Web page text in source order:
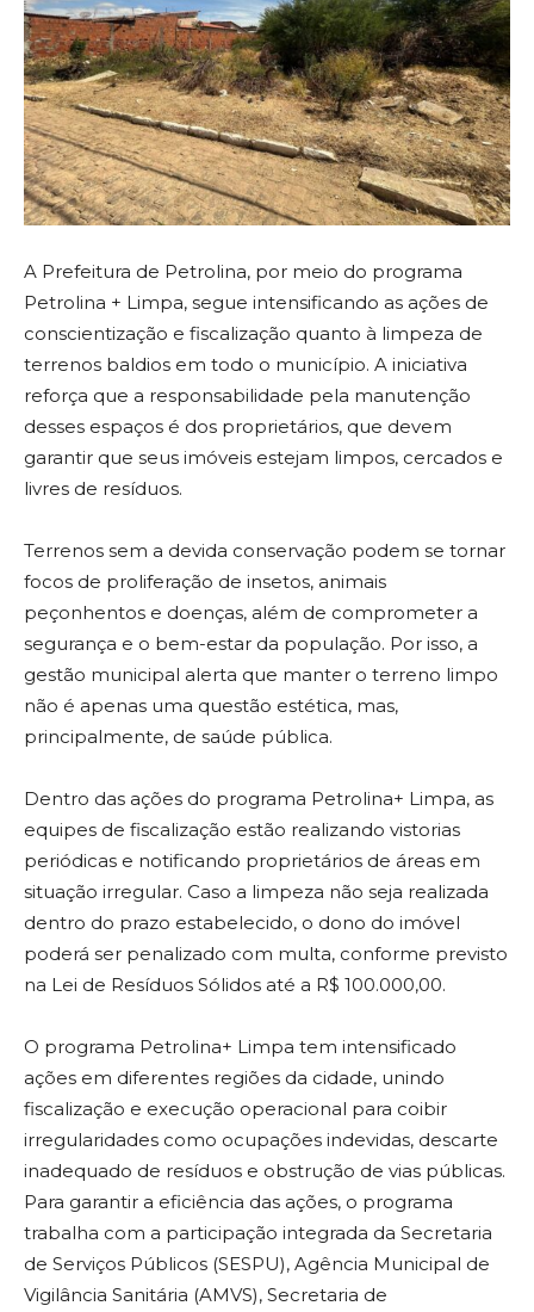
A Prefeitura de Petrolina, por meio do programa
Petrolina + Limpa, segue intensificando as ações de
conscientização e fiscalização quanto à limpeza de
terrenos baldios em todo o município. A iniciativa
reforça que a responsabilidade pela manutenção
desses espaços é dos proprietários, que devem
garantir que seus imóveis estejam limpos, cercados e
livres de resíduos.
Terrenos sem a devida conservação podem se tornar
focos de proliferação de insetos, animais
peçonhentos e doenças, além de comprometer a
segurança e o bem-estar da população. Por isso, a
gestão municipal alerta que manter o terreno limpo
não é apenas uma questão estética, mas,
principalmente, de saúde pública.
Dentro das ações do programa Petrolina+ Limpa, as
equipes de fiscalização estão realizando vistorias
periódicas e notificando proprietários de áreas em
situação irregular. Caso a limpeza não seja realizada
dentro do prazo estabelecido, o dono do imóvel
poderá ser penalizado com multa, conforme previsto
na Lei de Resíduos Sólidos até a R$ 100.000,00.
O programa Petrolina+ Limpa tem intensificado
ações em diferentes regiões da cidade, unindo
fiscalização e execução operacional para coibir
irregularidades como ocupações indevidas, descarte
inadequado de resíduos e obstrução de vias públicas.
Para garantir a eficiência das ações, o programa
trabalha com a participação integrada da Secretaria
de Serviços Públicos (SESPU), Agência Municipal de
Vigilância Sanitária (AMVS), Secretaria de